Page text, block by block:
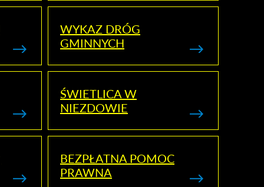
WYKAZ DRÓG
GMINNYCH
ŚWIETLICA W
NIEZDOWIE
BEZPŁATNA POMOC
PRAWNA